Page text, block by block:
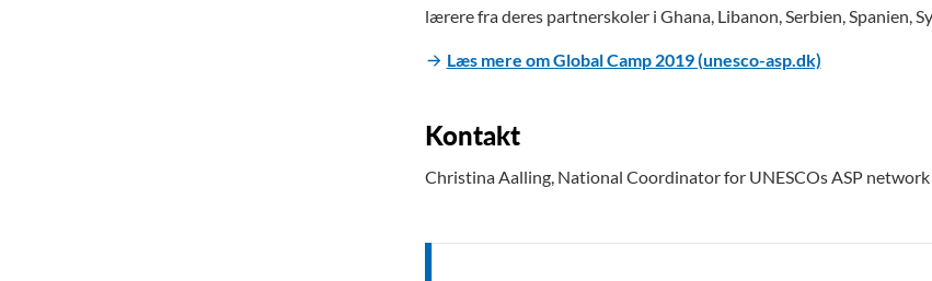
lærere fra deres partnerskoler i Ghana, Libanon, Serbien, Spanien,
Læs mere om Global Camp 2019 (unesco-asp.dk)
Kontakt
Christina Aalling, National Coordinator for UNESCOs ASP network